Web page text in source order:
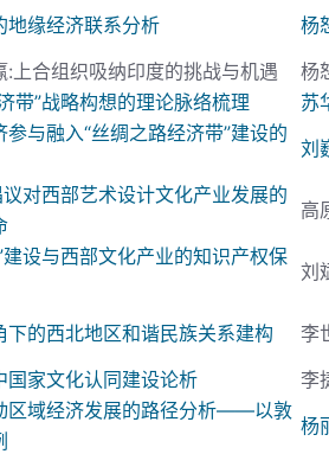
地缘经济联系分析
杨
:上合组织吸纳印度的挑战与机遇
杨
带”战略构想的理论脉络梳理
苏
参与融入“丝绸之路经济带”建设的
刘
议对西部艺术设计文化产业发展的
高
建设与西部文化产业的知识产权保
刘
下的西北地区和谐民族关系建构
李
国家文化认同建设论析
李
区域经济发展的路径分析——以敦
杨